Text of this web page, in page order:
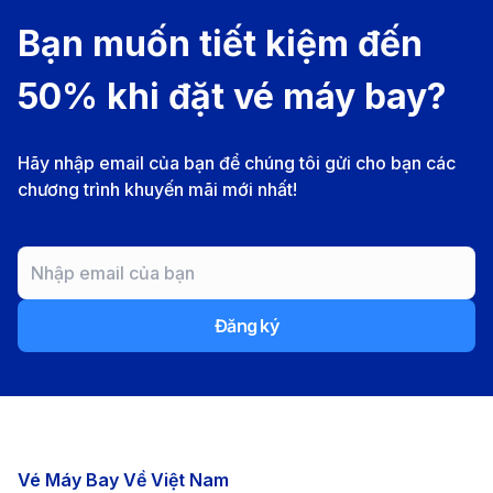
Turkish Airlines Hàng ngày 16 giờ 50
Bạn muốn tiết kiệm đến
50% khi đặt vé máy bay?
Hãy nhập email của bạn để chúng tôi gửi cho bạn các
chương trình khuyến mãi mới nhất!
Đăng ký
Các chặng bay nổi bật
Vé Máy Bay Về Việt Nam